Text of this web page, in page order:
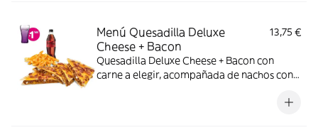
Menú Quesadilla Deluxe
Cheese + Bacon
13,75 €
Quesadilla Deluxe Cheese + Bacon con
carne a elegir, acompañada de nachos con